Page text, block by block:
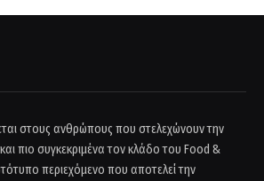
στους ανθρώπους που στελεχώνουν την
πιο συγκεκριμένα τον κλάδο του Food &
περιεχόμενο που αποτελεί την